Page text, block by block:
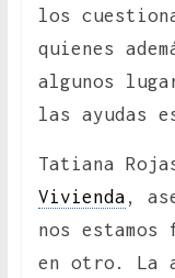
los
quienes
algunos
las ayudas
Tatiana
Vivienda ,
nos
en otro. La